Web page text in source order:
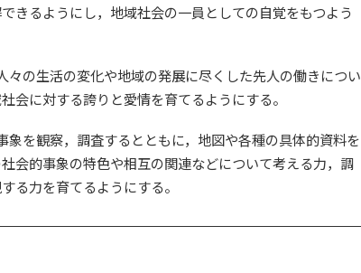
きるようにし，地域社会の一員としての自覚をもつよう
々の生活の変化や地域の発展に尽くした先人の働きについ
会に対する誇りと愛情を育てるようにする。
象を観察，調査するとともに，地図や各種の具体的資料を
会的事象の特色や相互の関連などについて考える力，調
る力を育てるようにする。